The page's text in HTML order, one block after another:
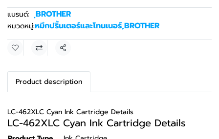
แบรนด์:
ฺBROTHER
หมวดหมู่:หมึกปริ้นเตอร์และโทนเนอร์,BROTHER
แชร์
Product description
LC-462XLC Cyan Ink Cartridge Details
LC-462XLC Cyan Ink Cartridge Details